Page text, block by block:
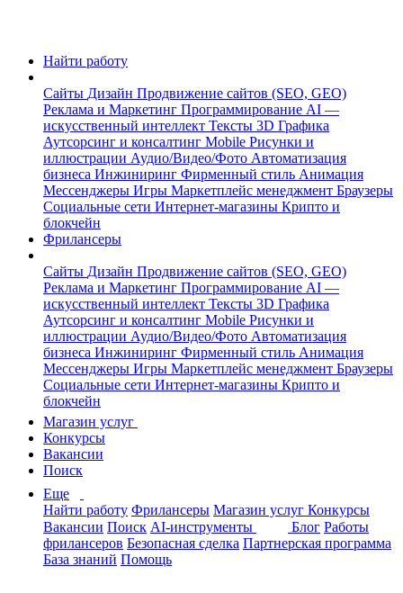
Найти работу
Сайты Дизайн Продвижение сайтов (SEO, GEO)
Реклама и Маркетинг Программирование AI —
искусственный интеллект Тексты 3D Графика
Аутсорсинг и консалтинг Mobile Рисунки и
иллюстрации Аудио/Видео/Фото Автоматизация
бизнеса Инжиниринг Фирменный стиль Анимация
Мессенджеры Игры Маркетплейс менеджмент Браузеры
Социальные сети Интернет-магазины Крипто и
блокчейн
Фрилансеры
Сайты Дизайн Продвижение сайтов (SEO, GEO)
Реклама и Маркетинг Программирование AI —
искусственный интеллект Тексты 3D Графика
Аутсорсинг и консалтинг Mobile Рисунки и
иллюстрации Аудио/Видео/Фото Автоматизация
бизнеса Инжиниринг Фирменный стиль Анимация
Мессенджеры Игры Маркетплейс менеджмент Браузеры
Социальные сети Интернет-магазины Крипто и
блокчейн
Магазин услуг
Конкурсы
Вакансии
Поиск
Еще
Найти работу Фрилансеры Магазин услуг Конкурсы
Вакансии Поиск AI-инструменты Блог Работы
фрилансеров Безопасная сделка Партнерская программа
База знаний Помощь